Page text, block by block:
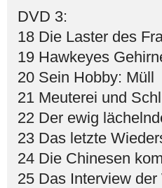
DVD 3:
18 Die Laster des
19 Hawkeyes
20 Sein Hobby: Müll
21 Meuterei und
22 Der ewig
23 Das letzte
24 Die Chinesen
25 Das Interview der